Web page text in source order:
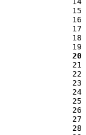
15
16
17
18
19
20
21
22
23
24
25
26
27
28